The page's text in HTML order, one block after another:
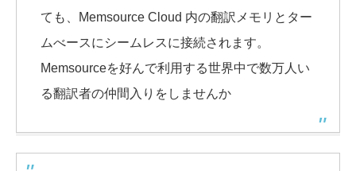
ても、Memsource Cloud 内の翻訳メモリとター
ムべースにシームレスに接続されます。
Memsourceを好んで利用する世界中で数万人い
る翻訳者の仲間入りをしませんか